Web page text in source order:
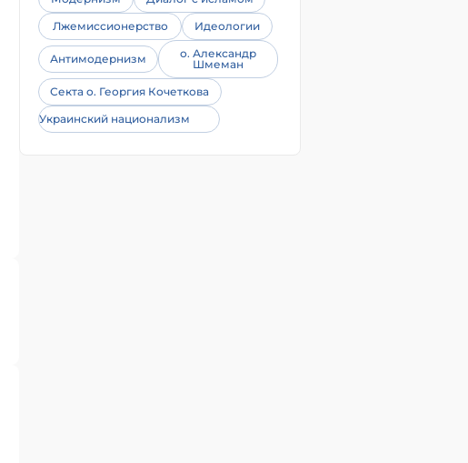
Лжемиссионерство
Идеологии
Антимодернизм
о. Александр
Шмеман
Секта о. Георгия Кочеткова
Украинский национализм